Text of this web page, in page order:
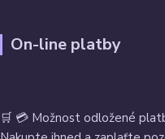
On-line platby
🛒 💳 Možnost odložené